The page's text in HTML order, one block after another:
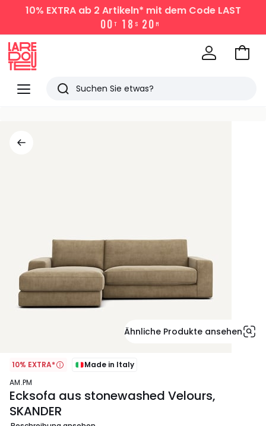
10% EXTRAab 2 Artikeln* mit dem Code LAST
00 T 1 8 S 20 M
Menü
Redoute
Suchen
Zum
Ähnliche Produkte ansehen
10% EXTRA*
Made in Italy
AM.PM
Ecksofa aus stonewashed Velours,
SKANDER